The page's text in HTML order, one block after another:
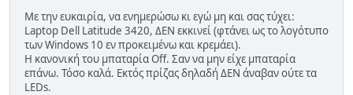
Με την ευκαιρία, να ενημερώσω κι εγώ μη και σας τύχει:
Laptop Dell Latitude 3420, ΔΕΝ εκκινεί (φτάνει ως το λογότυπο
των Windows 10 εν προκειμένω και κρεμάει).
Η κανονική του μπαταρία Off. Σαν να μην είχε μπαταρία
επάνω. Τόσο καλά. Εκτός πρίζας δηλαδή ΔΕΝ άναβαν ούτε τα
LEDs.